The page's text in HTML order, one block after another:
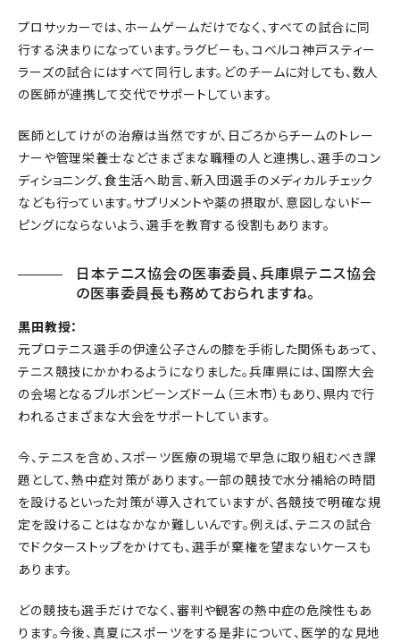
プロサッカーでは、ホームゲームだけでなく、すべての試合に同
行する決まりになっています。ラグビーも、コベルコ神戸スティー
ラーズの試合にはすべて同行します。どのチームに対しても、数人
の医師が連携して交代でサポートしています。
医師としてけがの治療は当然ですが、日ごろからチームのトレー
ナーや管理栄養士などさまざまな職種の人と連携し、選手のコン
ディショニング、食生活へ助言、新入団選手のメディカルチェック
なども行っています。サプリメントや薬の摂取が、意図しないドー
ピングにならないよう、選手を教育する役割もあります。
日本テニス協会の医事委員、兵庫県テニス協会
の医事委員長も務めておられますね。
黒田教授：
元プロテニス選手の伊達公子さんの膝を手術した関係もあって、
テニス競技にかかわるようになりました。兵庫県には、国際大会
の会場となるブルボンビーンズドーム（三木市）もあり、県内で行
われるさまざまな大会をサポートしています。
今、テニスを含め、スポーツ医療の現場で早急に取り組むべき課
題として、熱中症対策があります。一部の競技で水分補給の時間
を設けるといった対策が導入されていますが、各競技で明確な規
定を設けることはなかなか難しいんです。例えば、テニスの試合
でドクターストップをかけても、選手が棄権を望まないケースも
あります。
どの競技も選手だけでなく、審判や観客の熱中症の危険性もあ
ります。今後、真夏にスポーツをする是非について、医学的な見地